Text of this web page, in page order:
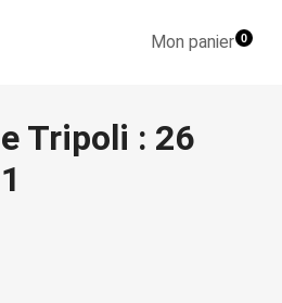
Mon panier0
Tripoli : 26